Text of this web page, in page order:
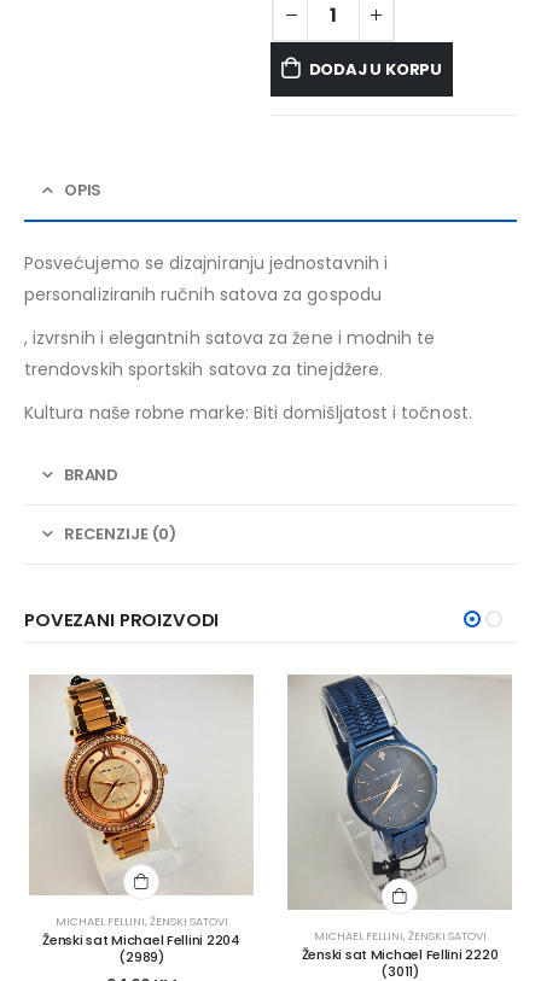
DODAJ U KORPU
OPIS
Posvećujemo se dizajniranju jednostavnih i
personaliziranih ručnih satova za gospodu
, izvrsnih i elegantnih satova za žene i modnih te
trendovskih sportskih satova za tinejdžere.
Kultura naše robne marke: Biti domišljatost i točnost.
BRAND
RECENZIJE (0)
POVEZANI PROIZVODI
MICHAEL FELLINI,ŽENSKI SATOVI
Ženski sat Michael Fellini 2204
(2989)
MICHAEL FELLINI,ŽENSKI SATOVI
Ženski sat Michael Fellini 2220
(3011)